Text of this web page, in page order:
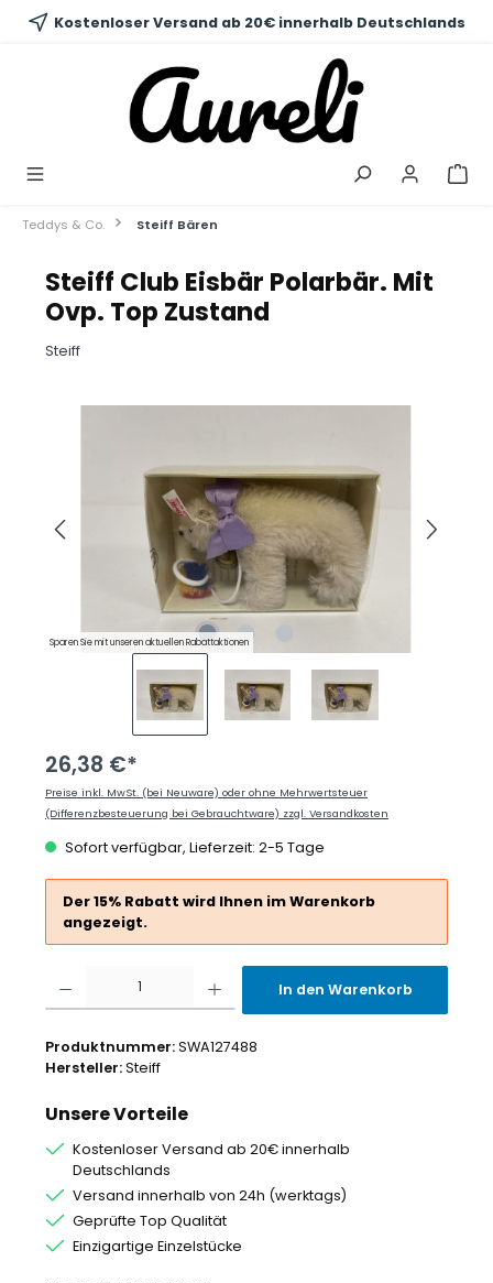
springen
Kostenloser Versand ab 20€ innerhalb Deutschlands
Teddys & Co. Steiff Bären
Steiff Club Eisbär Polarbär. Mit
Ovp. Top Zustand
Steiff
Sparen Sie mit unseren aktuellen Rabattaktionen
26,38 €*
Preise inkl. MwSt. (bei Neuware) oder ohne Mehrwertsteuer
(Differenzbesteuerung bei Gebrauchtware) zzgl. Versandkosten
Sofort verfügbar, Lieferzeit: 2-5 Tage
Der 15% Rabatt wird Ihnen im Warenkorb
angezeigt.
Produkt Anzahl: Gib den gewünschten Wert ein oder benutze die Schaltflächen
In den Warenkorb
Produktnummer:SWA127488
Hersteller:Steiff
Unsere Vorteile
Kostenloser Versand ab 20€ innerhalb
Deutschlands
Versand innerhalb von 24h (werktags)
Geprüfte Top Qualität
Einzigartige Einzelstücke